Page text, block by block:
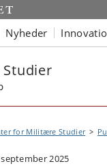
Nyheder
for Militære Studier
september 2025